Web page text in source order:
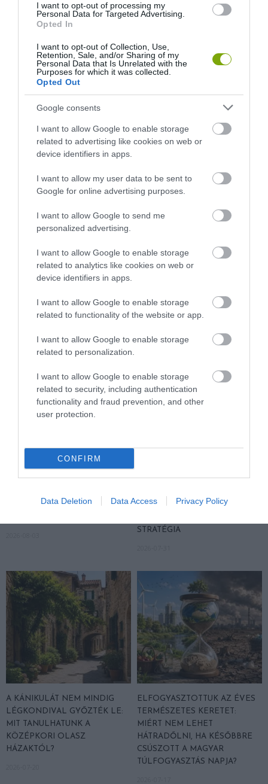
I want to opt-out of processing my
Personal Data for Targeted Advertising.
Opted In
I want to opt-out of Collection, Use,
Retention, Sale, and/or Sharing of my
Personal Data that Is Unrelated with the
Purposes for which it was collected.
Opted Out
Google consents
I want to allow Google to enable storage
related to advertising like cookies on web or
device identifiers in apps.
I want to allow my user data to be sent to
Google for online advertising purposes.
I want to allow Google to send me
personalized advertising.
I want to allow Google to enable storage
related to analytics like cookies on web or
device identifiers in apps.
I want to allow Google to enable storage
related to functionality of the website or app.
I want to allow Google to enable storage
related to personalization.
I want to allow Google to enable storage
related to security, including authentication
functionality and fraud prevention, and other
user protection.
CONFIRM
Data Deletion Data Access Privacy Policy
KIRÁNDULÁS A
PANNONHALMI
ILLATMÚZEUMBA
KIRÁNDULÁS A
KIRÁNDULÁS A RAVAZDI
APÁTSÁG HABOS OLDALÁRA
2026-08-04
SZÍVJA KI A VIZET A
NÖVÉNYEKBŐL
HŐKUPOLA MAGYARORSZÁG
FEDŐ, ÉS MI TÖRTÉNIK
A TERMÉSZET NEM SZERETI
VÁLTOZATOS NÖVÉNYZET
STRATÉGIA
A KÁNIKULÁT NEM MINDIG
LÉGKONDIVAL GYŐZTÉK LE:
MIT TANULHATUNK A
KÖZÉPKORI OLASZ
HÁZAKTÓL?
ELFOGYASZTOTTUK AZ ÉVES
TERMÉSZETES KERETET:
MIÉRT NEM LEHET
HÁTRADŐLNI, HA KÉSŐBBRE
CSÚSZOTT A MAGYAR
TÚLFOGYASZTÁS NAPJA?